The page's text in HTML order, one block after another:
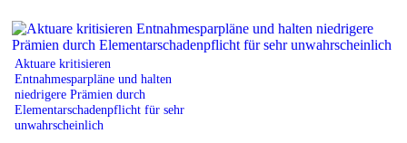
Aktuare kritisieren
Entnahmesparpläne und halten
niedrigere Prämien durch
Elementarschadenpflicht für sehr
unwahrscheinlich